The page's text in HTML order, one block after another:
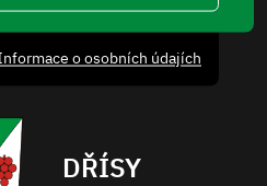
o osobních údajích
DŘÍSY